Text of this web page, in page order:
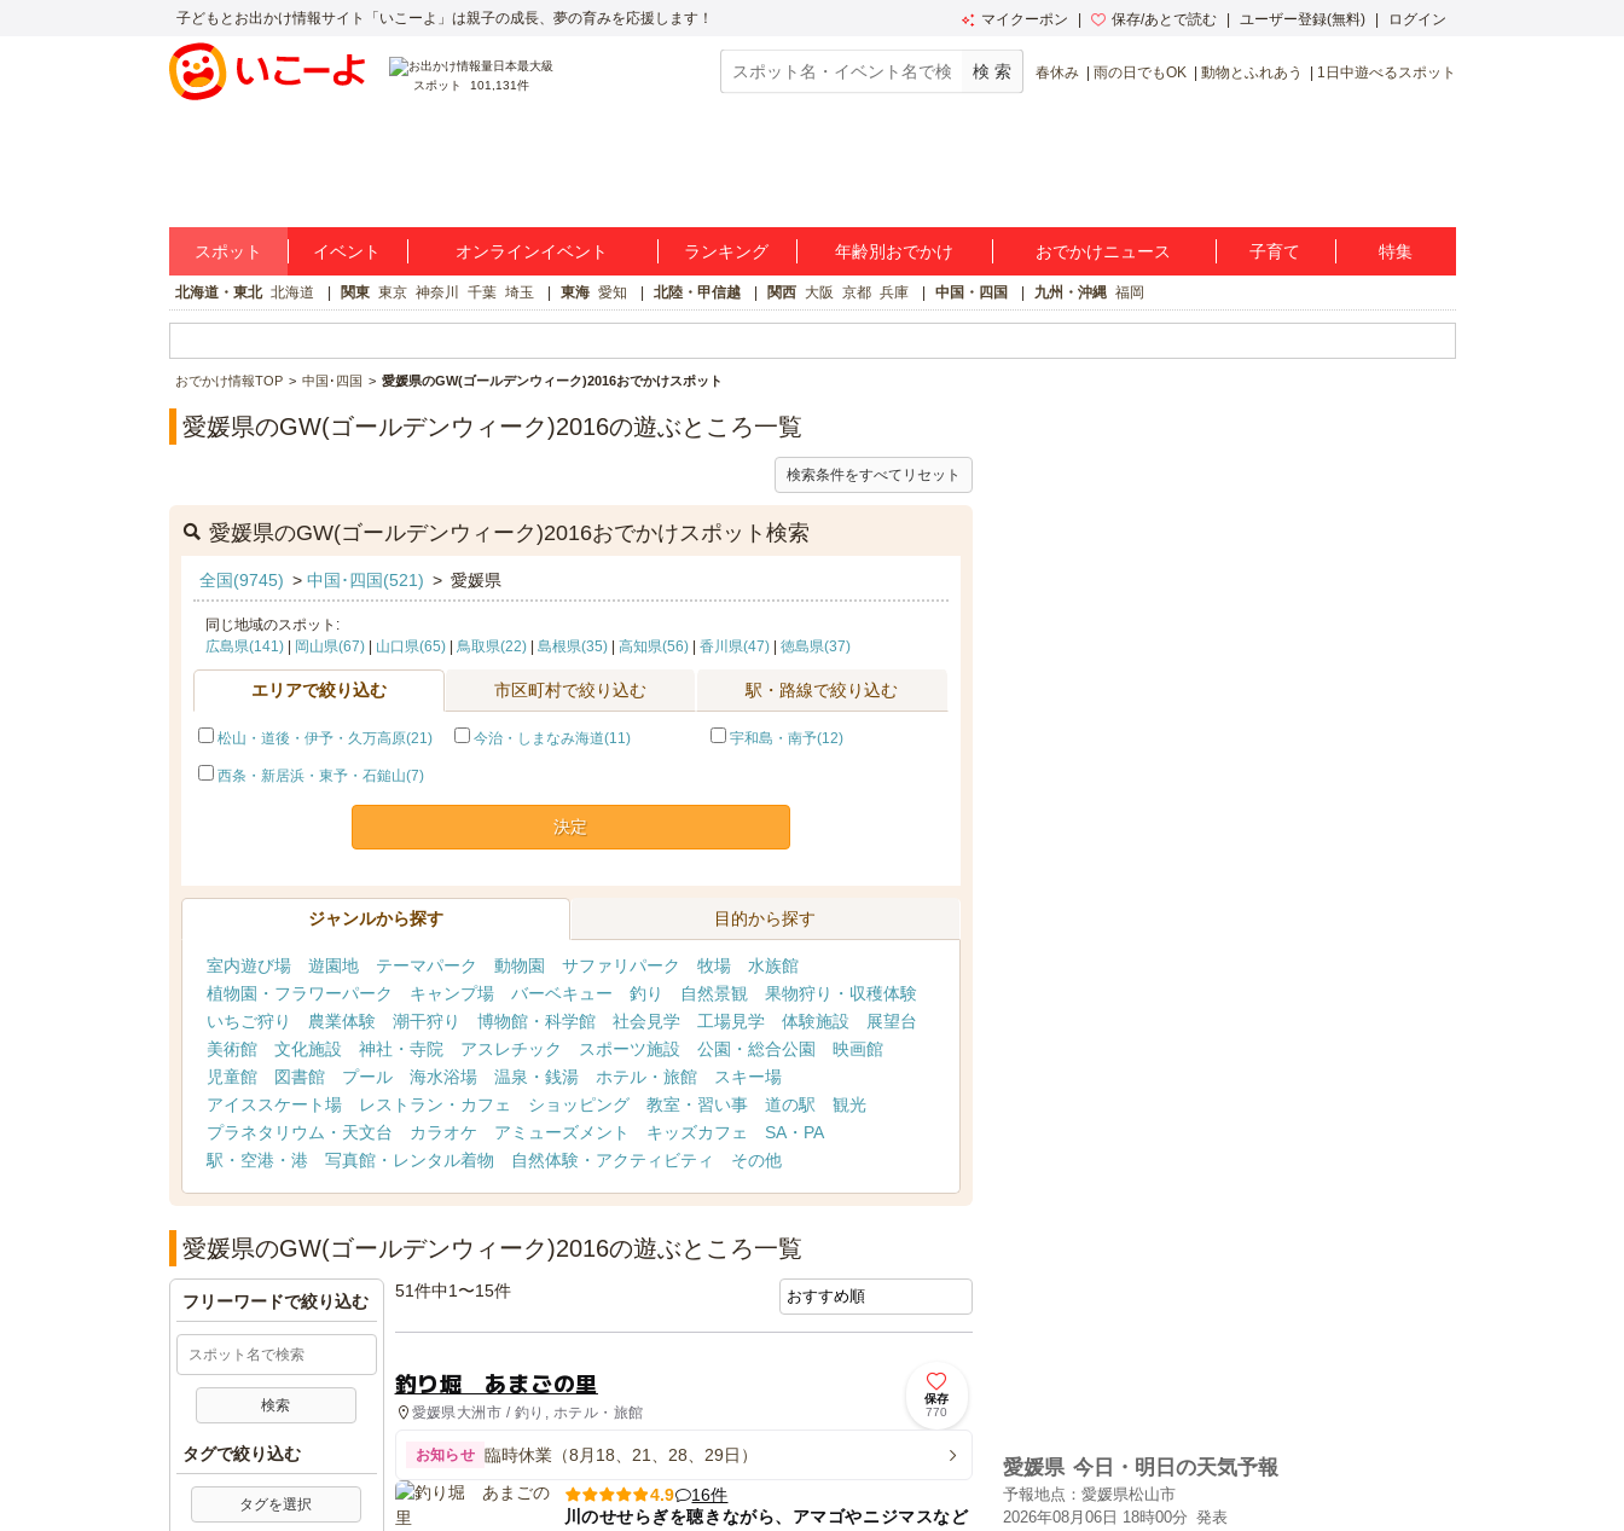
子どもとお出かけ情報サイト「いこーよ」は親子の成長、夢の育みを応援します！ マイクーポン 保存/あとで読む ユーザー登録(無料) ログイン
スポット 101,131件
春休み 雨の日でもOK 動物とふれあう 1日中遊べるスポット
スポット イベント オンラインイベント ランキング 年齢別おでかけ おでかけニュース 子育て 特集
北海道・東北 北海道 関東 東京 神奈川 千葉 埼玉 東海 愛知 北陸・甲信越 関西 大阪 京都 兵庫 中国・四国 九州・沖縄 福岡
おでかけ情報TOP 中国･四国 愛媛県のGW(ゴールデンウィーク)2016おでかけスポット
愛媛県のGW(ゴールデンウィーク)2016の遊ぶところ一覧
検索条件をすべてリセット
愛媛県のGW(ゴールデンウィーク)2016おでかけスポット検索
全国(9745) > 中国･四国(521) > 愛媛県
同じ地域のスポット:
広島県(141)| 岡山県(67)| 山口県(65)| 鳥取県(22)| 島根県(35)| 高知県(56)| 香川県(47)| 徳島県(37)
エリアで絞り込む 市区町村で絞り込む 駅・路線で絞り込む
松山・道後・伊予・久万高原(21) 今治・しまなみ海道(11) 宇和島・南予(12)
西条・新居浜・東予・石鎚山(7)
決定
ジャンルから探す 目的から探す
室内遊び場 遊園地 テーマパーク 動物園 サファリパーク 牧場
水族館
植物園・フラワーパーク
キャンプ場 バーベキュー 釣り 自然景観
果物狩り・収穫体験
いちご狩り
農業体験 潮干狩り 博物館・科学館 社会見学 工場見学 体験施設
展望台
美術館
文化施設 神社・寺院 アスレチック スポーツ施設 公園・総合公園
映画館
児童館
図書館 プール 海水浴場 温泉・銭湯 ホテル・旅館
スキー場
アイススケート場
レストラン・カフェ ショッピング 教室・習い事 道の駅
観光
プラネタリウム・天文台
カラオケ アミューズメント キッズカフェ
SA・PA
駅・空港・港
写真館・レンタル着物 自然体験・アクティビティ その他
愛媛県のGW(ゴールデンウィーク)2016の遊ぶところ一覧
51件中1〜15件
釣り堀 あまごの里
愛媛県大洲市 / 釣り, ホテル・旅館
保存
770
お知らせ 臨時休業（8月18、21、28、29日）
4.9
16件
川のせせらぎを聴きながら、アマゴやニジマスなど
フリーワードで絞り込む
タグで絞り込む
タグを選択
愛媛県 今日・明日の天気予報
予報地点：愛媛県松山市
2026年08月06日 18時00分 発表